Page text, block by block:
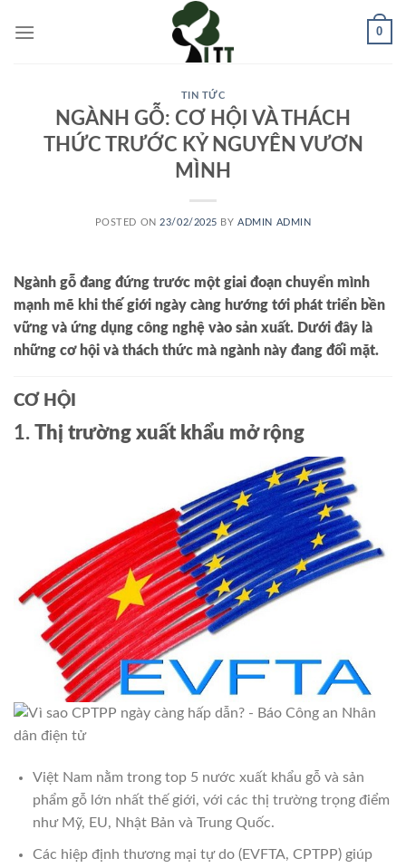
0
TIN TỨC
NGÀNH GỖ: CƠ HỘI VÀ THÁCH
THỨC TRƯỚC KỶ NGUYÊN VƯƠN
MÌNH
POSTED ON 23/02/2025 BYADMIN ADMIN
Ngành gỗ đang đứng trước một giai đoạn chuyển mình
mạnh mẽ khi thế giới ngày càng hướng tới phát triển bền
vững và ứng dụng công nghệ vào sản xuất. Dưới đây là
những cơ hội và thách thức mà ngành này đang đối mặt.
CƠ HỘI
1. Thị trường xuất khẩu mở rộng
Việt Nam nằm trong top 5 nước xuất khẩu gỗ và sản
phẩm gỗ lớn nhất thế giới, với các thị trường trọng điểm
như Mỹ, EU, Nhật Bản và Trung Quốc.
Các hiệp định thương mại tự do (EVFTA, CPTPP) giúp